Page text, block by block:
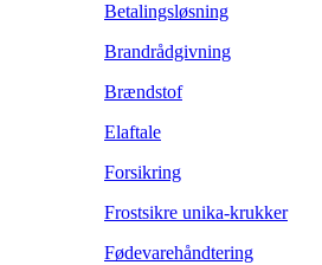
Betalingsløsning
Brandrådgivning
Brændstof
Elaftale
Forsikring
Frostsikre unika-krukker
Fødevarehåndtering